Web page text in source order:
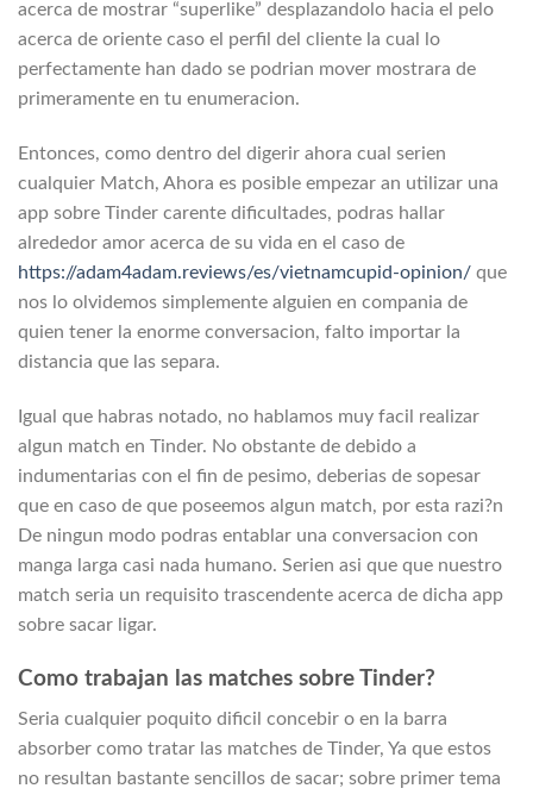
acerca de mostrar “superlike” desplazandolo hacia el pelo
acerca de oriente caso el perfil del cliente la cual lo
perfectamente han dado se podri­an mover mostrara de
primeramente en tu enumeracion.
Entonces, como dentro del digerir ahora cual seri­en
cualquier Match, Ahora es posible empezar an utilizar una
app sobre Tinder carente dificultades, podras hallar
alrededor amor acerca de su vida en el caso de
https://adam4adam.reviews/es/vietnamcupid-opinion/ que
nos lo olvidemos simplemente alguien en compania de
quien tener la enorme conversacion, falto importar la
distancia que las separa.
Igual que habras notado, no hablamos muy facil realizar
algun match en Tinder. No obstante de debido a
indumentarias con el fin de pesimo, deberias de sopesar
que en caso de que poseemos algun match, por esta razi?n
De ningun modo podras entablar una conversacion con
manga larga casi nada humano. Seri­en asi que que nuestro
match seri­a un requisito trascendente acerca de dicha app
sobre sacar ligar.
Como trabajan las matches sobre Tinder?
Seri­a cualquier poquito dificil concebir o en la barra
absorber como tratar las matches de Tinder, Ya que estos
no resultan bastante sencillos de sacar; sobre primer tema